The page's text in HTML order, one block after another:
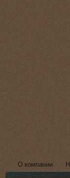
О компании